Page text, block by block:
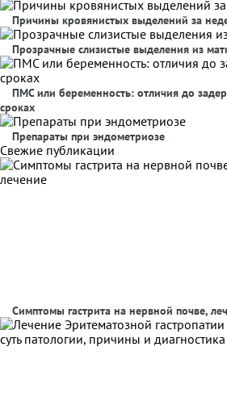
Причины кровянистых выделений за
Прозрачные слизистые выделения из
ПМС или беременность: отличия до
сроках
Препараты при эндометриозе
Свежие публикации
Симптомы гастрита на нервной почве,